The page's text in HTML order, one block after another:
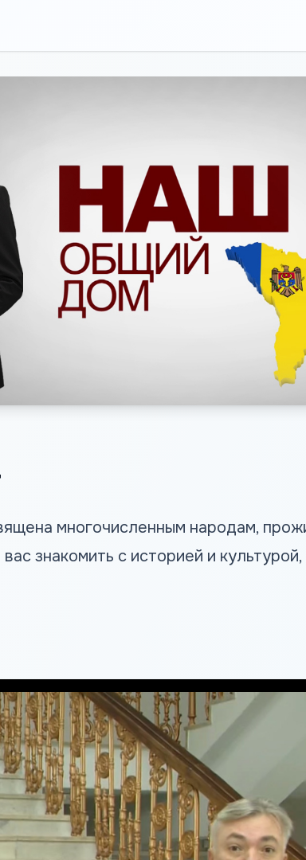
многочисленным народам,
знакомить с историей и